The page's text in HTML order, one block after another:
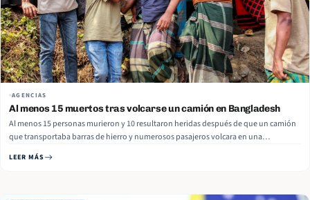
AGENCIAS
Al menos 15 muertos tras volcarse un camión en Bangladesh
Al menos 15 personas murieron y 10 resultaron heridas después de que un camión
que transportaba barras de hierro y numerosos pasajeros volcara en una
informó que el accidente ocurrió alrededor de las 5 de… Read More
LEER MÁS